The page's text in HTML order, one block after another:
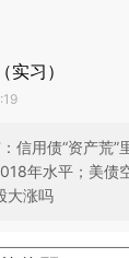
习）
信用债“资产荒”
年水平；美债
大涨吗